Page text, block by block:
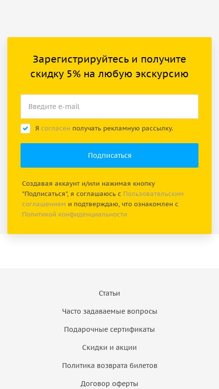
Зарегистрируйтесь и получите
скидку 5% на любую экскурсию
Я согласен получать рекламную рассылку.
Создавая аккаунт и/или нажимая кнопку
"Подписаться", я соглашаюсь с Пользовательским
соглашением и подтверждаю, что ознакомлен с
Политикой конфиденциальности
Статьи
Часто задаваемые вопросы
Подарочные сертификаты
Скидки и акции
Политика возврата билетов
Договор оферты